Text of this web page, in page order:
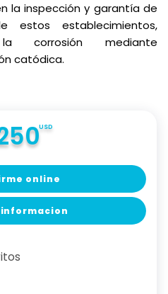
la inspección y garantía de
establecimientos,
corrosión mediante
catódica.
USD
online